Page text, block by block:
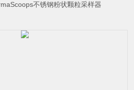
不锈钢粉状颗粒采样器